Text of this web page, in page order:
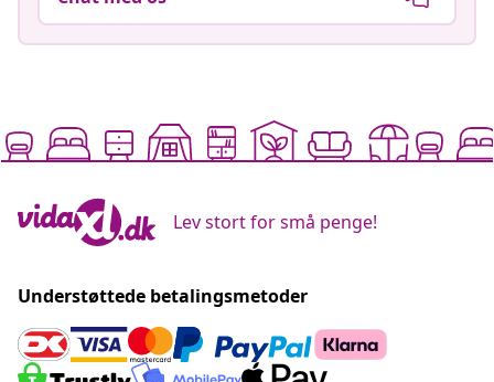
Lev stort for små penge!
Understøttede betalingsmetoder